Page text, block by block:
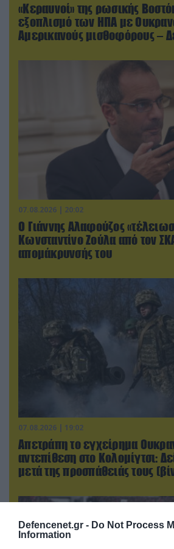
Defencenet.gr - Do Not Process
Information
«Κεραυνοί» της ρωσικής
εξοπλισμό των ΗΠΑ με
Αμερικανούς μισθοφόρους –
07.08.2026 | 20:02
Ο Γιάννης Αλαφούζος
Κωνσταντίνο Ζούλα από τον
απομάκρυνσής του
07.08.2026 | 19:02
Απετράπη το εγχείρημα
αντεπίθεση στο Κολομίγτσι:
μετά της προσπάθειάς τους